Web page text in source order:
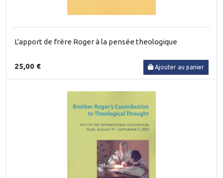
L'apport de frère Roger à la pensée theologique
25,00 € Ajouter au panier